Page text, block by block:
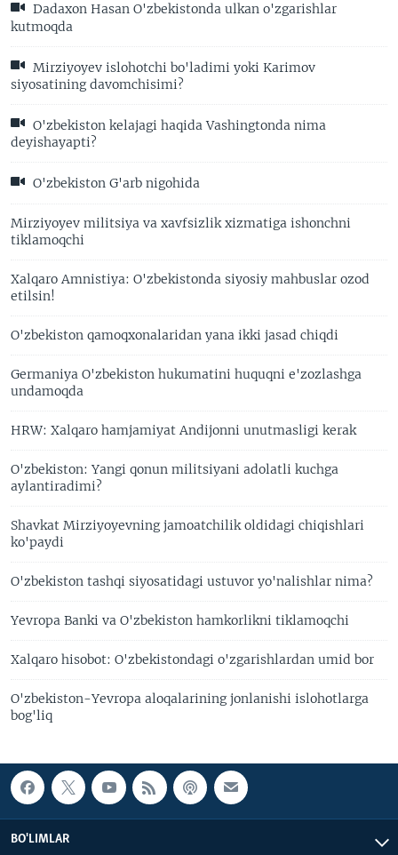
Dadaxon Hasan O'zbekistonda ulkan o'zgarishlar
kutmoqda
Mirziyoyev islohotchi bo'ladimi yoki Karimov
siyosatining davomchisimi?
O'zbekiston kelajagi haqida Vashingtonda nima
deyishayapti?
O'zbekiston G'arb nigohida
Mirziyoyev militsiya va xavfsizlik xizmatiga ishonchni
tiklamoqchi
Xalqaro Amnistiya: O'zbekistonda siyosiy mahbuslar ozod
etilsin!
O'zbekiston qamoqxonalaridan yana ikki jasad chiqdi
Germaniya O'zbekiston hukumatini huquqni e'zozlashga
undamoqda
HRW: Xalqaro hamjamiyat Andijonni unutmasligi kerak
O'zbekiston: Yangi qonun militsiyani adolatli kuchga
aylantiradimi?
Shavkat Mirziyoyevning jamoatchilik oldidagi chiqishlari
ko'paydi
O'zbekiston tashqi siyosatidagi ustuvor yo'nalishlar nima?
Yevropa Banki va O'zbekiston hamkorlikni tiklamoqchi
Xalqaro hisobot: O'zbekistondagi o'zgarishlardan umid bor
O'zbekiston-Yevropa aloqalarining jonlanishi islohotlarga
bog'liq
BO'LIMLAR